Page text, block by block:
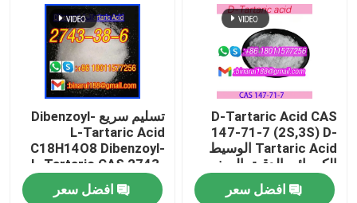
منتجات كيميائية زراعية
المواد الكيميائية العضوية الأساسية
المواد الخام الدوائية
الملحقات الغذائية الكيميائية
D-Tartaric Acid CAS
147-71-7 (2S,3S) D-
Tartaric Acid الوسيط
الكيميائي الدقيق الصف
الغذائي
افضل سعر
تسليم سريع Dibenzoyl-
L-Tartaric Acid
C18H14O8 Dibenzoyl-
L-Tartaric CAS 2743-
38-6
افضل سعر